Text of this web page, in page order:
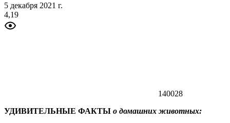
5 декабря 2021 г.
4,19
140028
УДИВИТЕЛЬНЫЕ ФАКТЫ о домашних животных: